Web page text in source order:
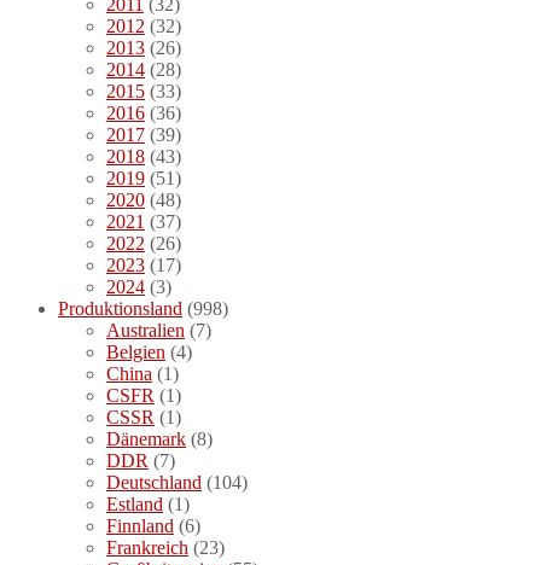
2012 (32)
2013 (26)
2014 (28)
2015 (33)
2016 (36)
2017 (39)
2018 (43)
2019 (51)
2020 (48)
2021 (37)
2022 (26)
2023 (17)
2024 (3)
Produktionsland (998)
Australien (7)
Belgien (4)
China (1)
CSFR (1)
CSSR (1)
Dänemark (8)
DDR (7)
Deutschland (104)
Estland (1)
Finnland (6)
Frankreich (23)